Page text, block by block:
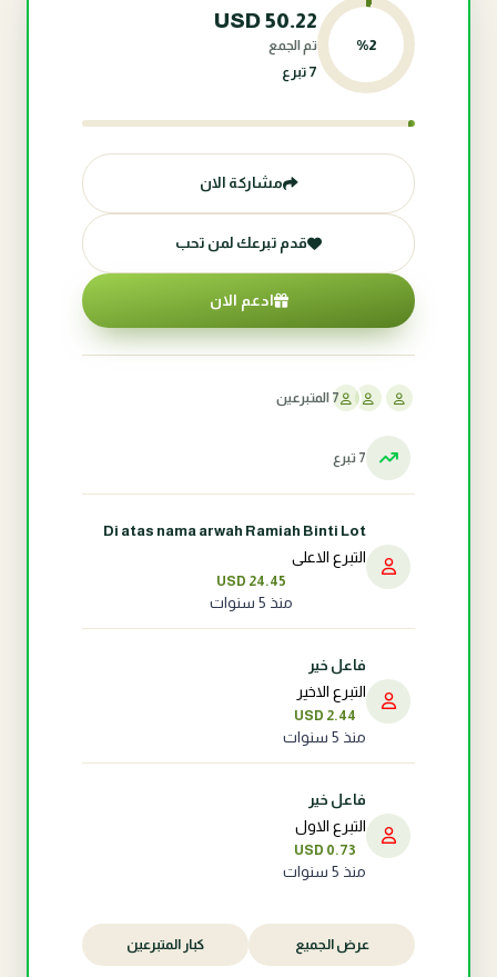
2
%
50.22
تم الجمع
7 تبرع
مشاركة الان
قدم تبرعك لمن تحب
ادعم الان
7 المتبرعين
7 تبرع
Di atas nama arwah Ramiah Binti Lot
التبرع الاعلى
USD 24.45
منذ 5 سنوات
فاعل خير
التبرع الاخير
USD 2.44
منذ 5 سنوات
فاعل خير
التبرع الاول
USD 0.73
منذ 5 سنوات
عرض الجميع كبار المتبرعين